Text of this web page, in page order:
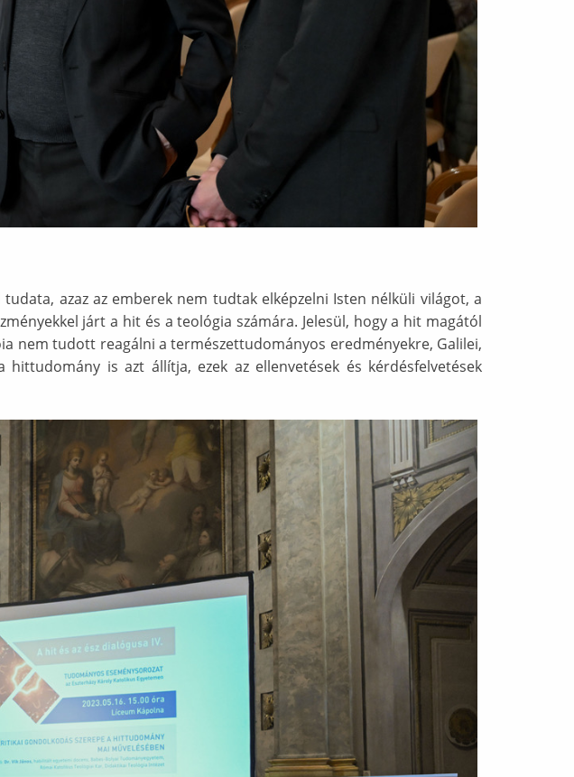
azaz az emberek nem tudtak elképzelni Isten nélküli világot, a
járt a hit és a teológia számára. Jelesül, hogy a hit magától
nem tudott reagálni a természettudományos eredményekre, Galilei,
is azt állítja, ezek az ellenvetések és kérdésfelvetések